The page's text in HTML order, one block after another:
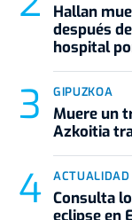
Hallan
después
hospital
GIPUZKOA
Muere un
Azkoitia
ACTUALIDAD
Consulta
eclipse en